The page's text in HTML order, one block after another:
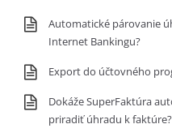
Automatické párovanie
Internet Bankingu?
Export do účtovného
Dokáže SuperFaktúra
priradiť úhradu k faktúre?